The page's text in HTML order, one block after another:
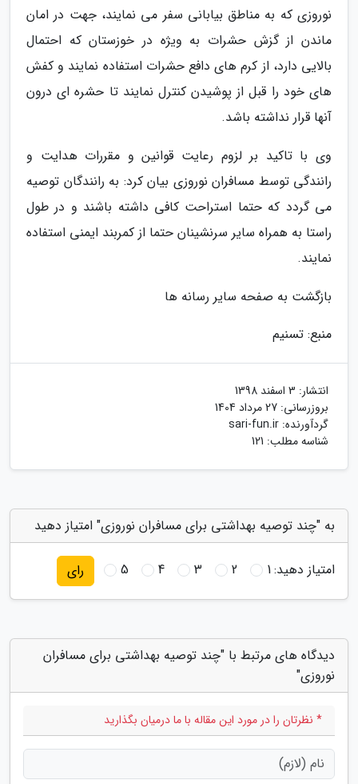
نوروزی که به مناطق بیابانی سفر می نمایند، جهت در امان
ماندن از گزش حشرات به ویژه در خوزستان که احتمال
بالایی دارد، از کرم های دافع حشرات استفاده نمایند و کفش
های خود را قبل از پوشیدن کنترل نمایند تا حشره ای درون
آنها قرار نداشته باشد.
وی با تاکید بر لزوم رعایت قوانین و مقررات هدایت و
رانندگی توسط مسافران نوروزی بیان کرد: به رانندگان توصیه
می گردد که حتما استراحت کافی داشته باشند و در طول
راستا به همراه سایر سرنشینان حتما از کمربند ایمنی استفاده
نمایند.
بازگشت به صفحه سایر رسانه ها
منبع: تسنیم
انتشار: 3 اسفند 1398
بروزرسانی: 27 مرداد 1404
گردآورنده: sari-fun.ir
شناسه مطلب: 121
به "چند توصیه بهداشتی برای مسافران نوروزی" امتیاز دهید
امتیاز دهید:1
2
3
4
5 رای
دیدگاه های مرتبط با "چند توصیه بهداشتی برای مسافران
نوروزی"
* نظرتان را در مورد این مقاله با ما درمیان بگذارید